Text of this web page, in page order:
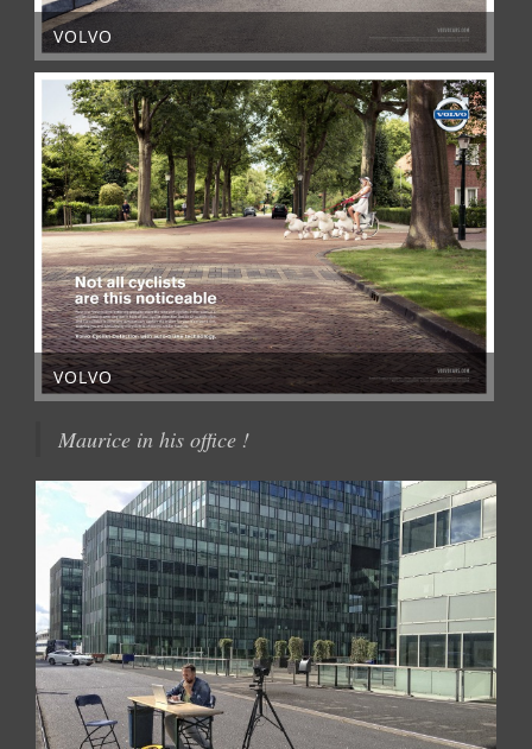
VOLVO
VOLVO
Maurice in his office !